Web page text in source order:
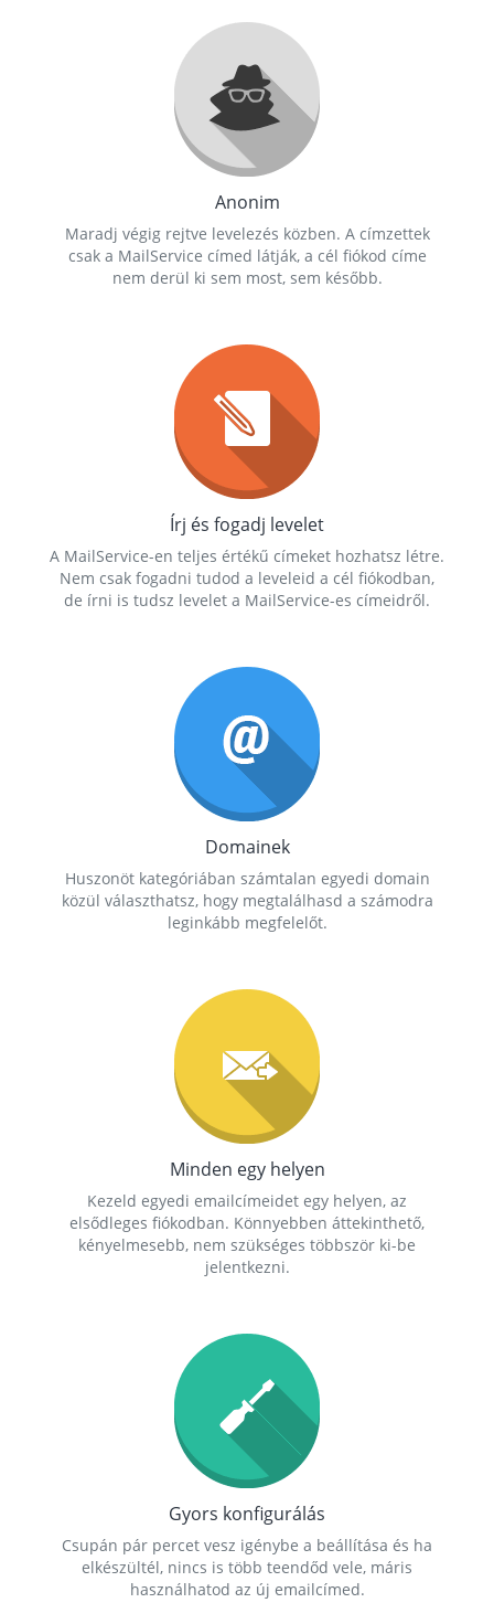
Anonim
Maradj végig rejtve levelezés közben. A címzettek
csak a MailService címed látják, a cél fiókod címe
nem derül ki sem most, sem később.
Írj és fogadj levelet
A MailService-en teljes értékű címeket hozhatsz létre.
Nem csak fogadni tudod a leveleid a cél fiókodban,
de írni is tudsz levelet a MailService-es címeidről.
Domainek
Huszonöt kategóriában számtalan egyedi domain
közül választhatsz, hogy megtalálhasd a számodra
leginkább megfelelőt.
Minden egy helyen
Kezeld egyedi emailcímeidet egy helyen, az
elsődleges fiókodban. Könnyebben áttekinthető,
kényelmesebb, nem szükséges többször ki-be
jelentkezni.
Gyors konfigurálás
Csupán pár percet vesz igénybe a beállítása és ha
elkészültél, nincs is több teendőd vele, máris
használhatod az új emailcímed.